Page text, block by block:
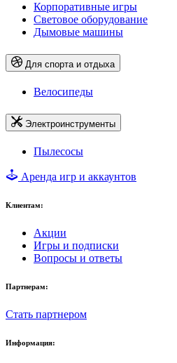
Корпоративные игры
Световое оборудование
Дымовые машины
Для спорта и отдыха
Велосипеды
Электроинструменты
Пылесосы
Аренда игр и аккаунтов
Клиентам:
Акции
Игры и подписки
Вопросы и ответы
Партнерам:
Стать партнером
Информация: